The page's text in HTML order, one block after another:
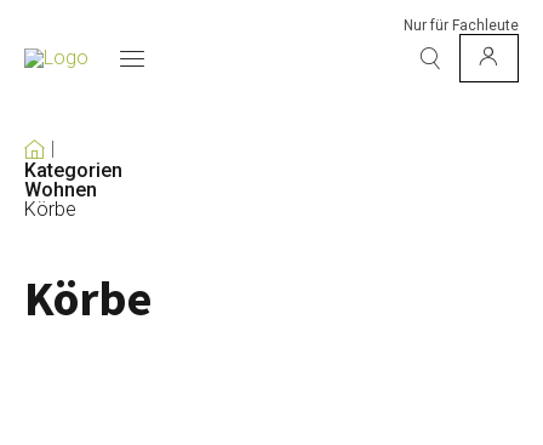
Nur für Fachleute
Kategorien
Wohnen
Körbe
Körbe